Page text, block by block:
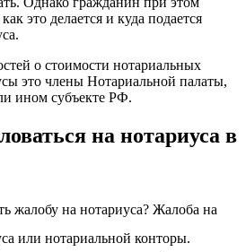
это делается и куда подается
о стоимости нотариальных
это члены Нотариальной палаты,
ином субъекте РФ.
на нотариуса в
жалобу на нотариуса? Жалоба на
или нотариальной конторы.